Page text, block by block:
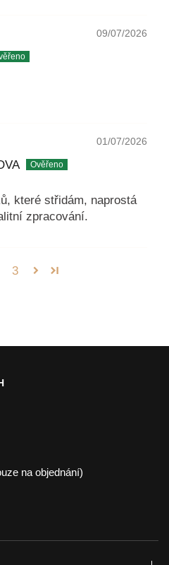
09/07/2026
01/07/2026
které střidám, naprostá
zpracování.
3
na objednání)